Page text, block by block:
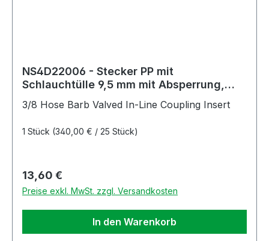
NS4D22006 - Stecker PP mit
Schlauchtülle 9,5 mm mit Absperrung,
3/8 Hose Barb Valved In-Line Coupling Insert
1 Stück (340,00 € / 25 Stück)
Regulärer Preis:
13,60 €
Preise exkl. MwSt. zzgl. Versandkosten
In den Warenkorb